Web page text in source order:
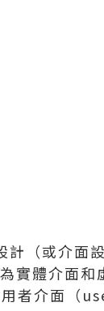
（或介面
為實體介面
用者介面（